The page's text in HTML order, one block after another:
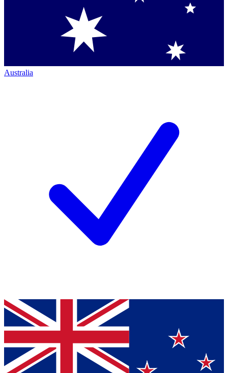
Australia